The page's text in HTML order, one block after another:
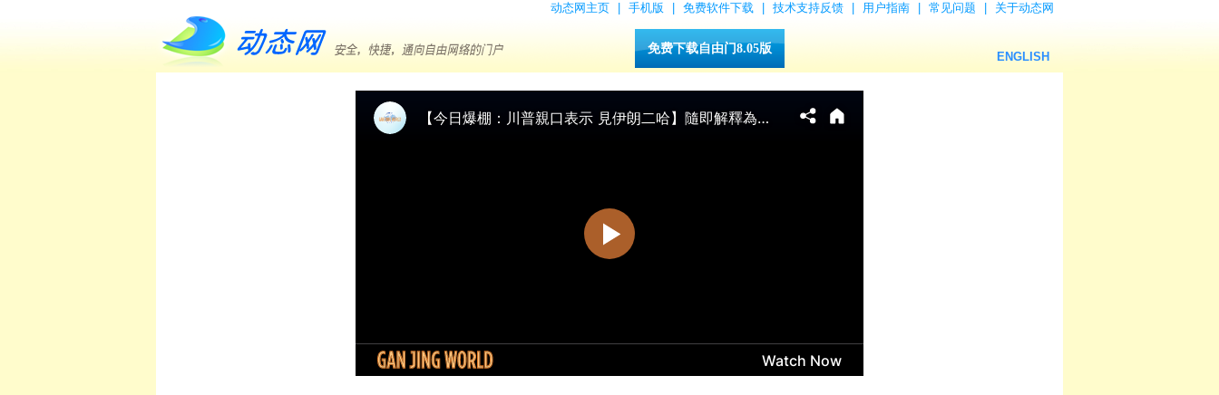
动态网主页 手机版 免费软件下载 技术支持反馈 用户指南 常见问题 关于动态网
免费下载自由门8.05版
ENGLISH